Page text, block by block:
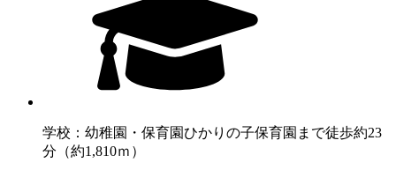
学校：幼稚園・保育園ひかりの子保育園まで徒歩約23
分（約1,810ｍ）